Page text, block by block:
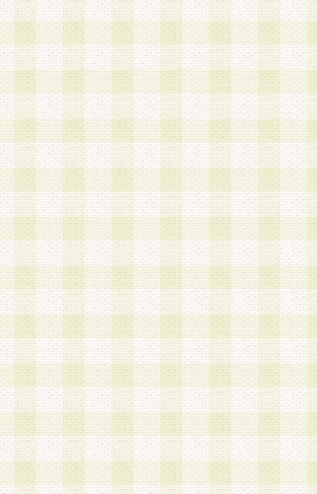
2.当社は、会員個人を識別することのできる情報
会員情報を本人の承諾なく第三者に開示すること
人を識別できる情報について第三者に開示または
社は事前に会員本人の同意を得るものとします。
3.前項の定めに拘わらず、当社は、以下の目的に
意を 得ることなく、会員個人を識別できる情報
づき選定した委託業者に対して当社の責任におい
できるものとします。な お、当社は、当該委託
契約を締結しこれを遵守させるとともに、本規約
の注意をもって当該情報を使用させるものとし ま
a.本サービスに係る謝礼、景品、調査サンプル品
b.会員からの電話、メール等の問い合わせなどへ
c.モバイルリサーチ、またはグループ形式による
実施もしくは運営
d.その他これらに付随する業務
4.会員は、住所、電話番号その他の登録情報につ
合は、速やかに当社所定の変更手続きを行うもの
5.当社は、必要と認めた場合、会員に対して、電
手段により登録情報の対象者が会員登録者本人で
の内容が正確であること、アンケートの回答内容
うことができるものとます。
6.会員は、会員登録後当社が定期的に行う登録情
して、当社指定の期間内に更新手続きを行うもの
該期間内に更新手続きを行わない場合、その時点
発行したポイントは失効されるものとします。